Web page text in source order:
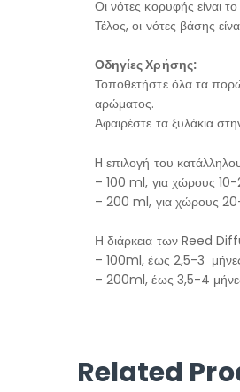
Οι νότες κορυφής είναι
Τέλος, οι νότες βάσης
Οδηγίες Χρήσης:
Τοποθετήστε όλα τα
αρώματος.
Αφαιρέστε τα ξυλάκια
H επιλογή του
– 100 ml, για χώρους
– 200 ml, για χώρους
Η διάρκεια των Reed
– 100ml, έως 2,5-3
– 200ml, έως 3,5-4
Related